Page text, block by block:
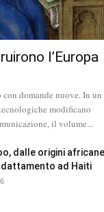
l’Europa
domande nuove. In un
modificano
il volume...
dalle origini africane
ad Haiti